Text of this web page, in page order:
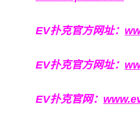
EV扑克官方网址：
EV扑克官方网址：
EV扑克官网：